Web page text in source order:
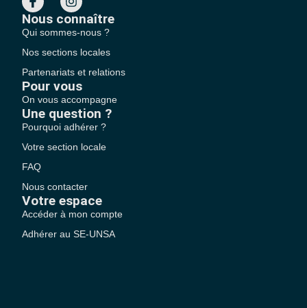
Nous connaître
Qui sommes-nous ?
Nos sections locales
Partenariats et relations
Pour vous
On vous accompagne
Une question ?
Pourquoi adhérer ?
Votre section locale
FAQ
Nous contacter
Votre espace
Accéder à mon compte
Adhérer au SE-UNSA